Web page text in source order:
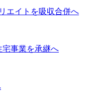
エイトを吸収合併へ
宅事業を承継へ